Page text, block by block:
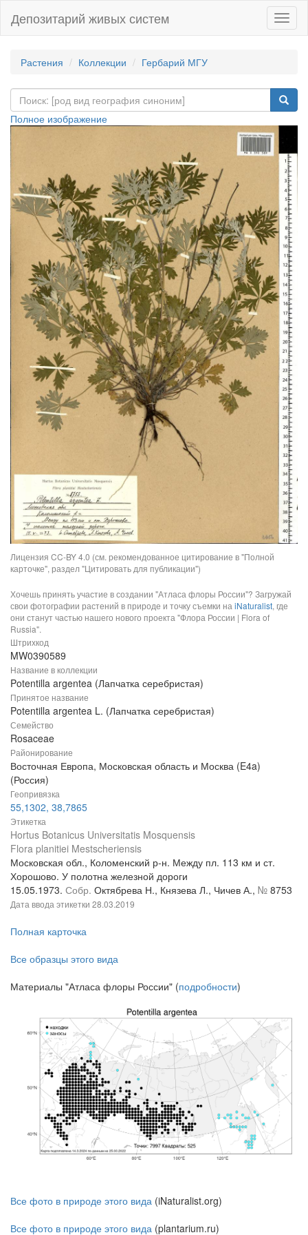
Депозитарий живых систем
Растения Коллекции Гербарий МГУ
Полное изображение
Лицензия CC-BY 4.0 (см. рекомендованное цитирование в "Полной
карточке", раздел "Цитировать для публикации")
Хочешь принять участие в создании "Атласа флоры России"? Загружай
свои фотографии растений в природе и точку съемки на iNaturalist, где
они станут частью нашего нового проекта "Флора России | Flora of
Russia".
Штрихкод
MW0390589
Название в коллекции
Potentilla argentea (Лапчатка серебристая)
Принятое название
Potentilla argentea L. (Лапчатка серебристая)
Семейство
Rosaceae
Районирование
Восточная Европа, Московская область и Москва (E4a)
(Россия)
Геопривязка
55,1302, 38,7865
Этикетка
Hortus Botanicus Universitatis Mosquensis
Flora planitiei Mestscheriensis
Московская обл., Коломенский р-н. Между пл. 113 км и ст.
Хорошово. У полотна железной дороги
15.05.1973. Собр. Октябрева Н., Князева Л., Чичев А., № 8753
Дата ввода этикетки 28.03.2019
Полная карточка
Все образцы этого вида
Материалы "Атласа флоры России" (подробности)
Все фото в природе этого вида (iNaturalist.org)
Все фото в природе этого вида (plantarium.ru)